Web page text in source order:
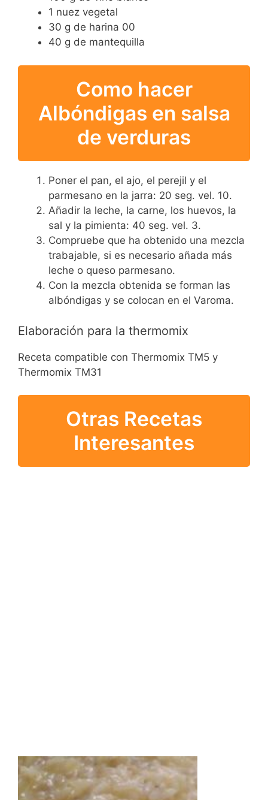
1 nuez vegetal
30 g de harina 00
40 g de mantequilla
Como hacer
Albóndigas en salsa
de verduras
Poner el pan, el ajo, el perejil y el
parmesano en la jarra: 20 seg. vel. 10.
Añadir la leche, la carne, los huevos, la
sal y la pimienta: 40 seg. vel. 3.
Compruebe que ha obtenido una mezcla
trabajable, si es necesario añada más
leche o queso parmesano.
Con la mezcla obtenida se forman las
albóndigas y se colocan en el Varoma.
Elaboración para la thermomix
Receta compatible con Thermomix TM5 y
Thermomix TM31
Otras Recetas
Interesantes